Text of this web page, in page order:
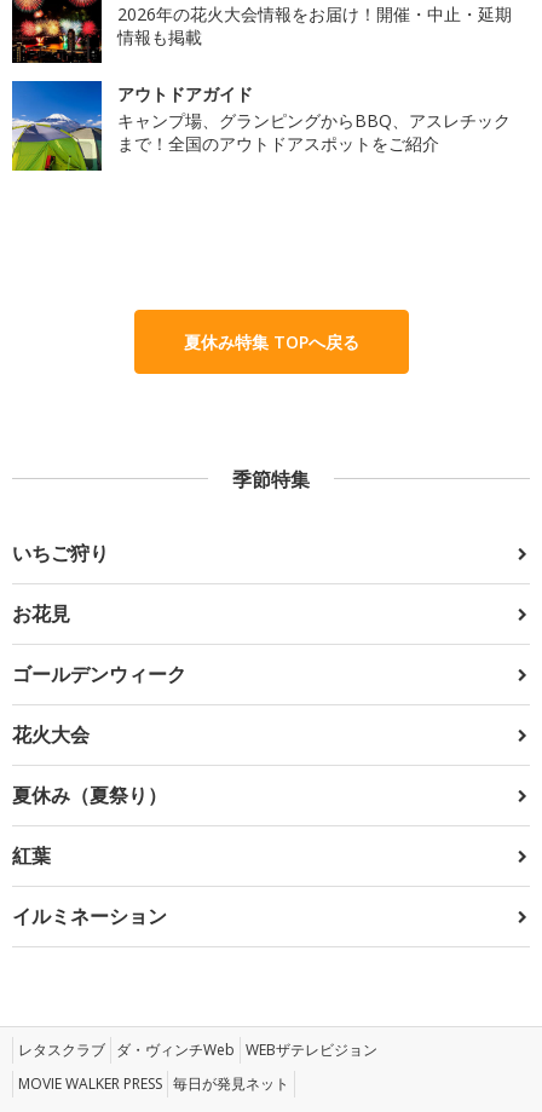
2026年の花火大会情報をお届け！開催・中止・延期
情報も掲載
アウトドアガイド
キャンプ場、グランピングからBBQ、アスレチック
まで！全国のアウトドアスポットをご紹介
夏休み特集 TOPへ戻る
季節特集
いちご狩り
お花見
ゴールデンウィーク
花火大会
夏休み（夏祭り）
紅葉
イルミネーション
レタスクラブ ダ・ヴィンチWeb WEBザテレビジョン
MOVIE WALKER PRESS 毎日が発見ネット